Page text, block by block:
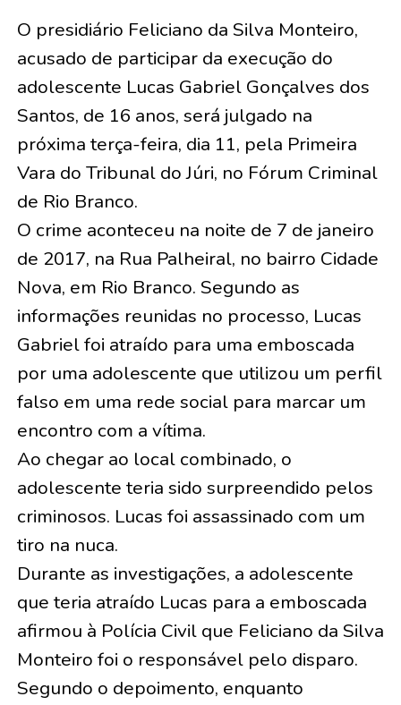
O presidiário Feliciano da Silva Monteiro,
acusado de participar da execução do
adolescente Lucas Gabriel Gonçalves dos
Santos, de 16 anos, será julgado na
próxima terça-feira, dia 11, pela Primeira
Vara do Tribunal do Júri, no Fórum Criminal
de Rio Branco.
O crime aconteceu na noite de 7 de janeiro
de 2017, na Rua Palheiral, no bairro Cidade
Nova, em Rio Branco. Segundo as
informações reunidas no processo, Lucas
Gabriel foi atraído para uma emboscada
por uma adolescente que utilizou um perfil
falso em uma rede social para marcar um
encontro com a vítima.
Ao chegar ao local combinado, o
adolescente teria sido surpreendido pelos
criminosos. Lucas foi assassinado com um
tiro na nuca.
Durante as investigações, a adolescente
que teria atraído Lucas para a emboscada
afirmou à Polícia Civil que Feliciano da Silva
Monteiro foi o responsável pelo disparo.
Segundo o depoimento, enquanto